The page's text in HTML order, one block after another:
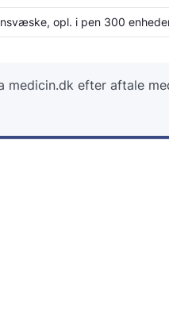
opl. i pen 300
medicin.dk efter aftale